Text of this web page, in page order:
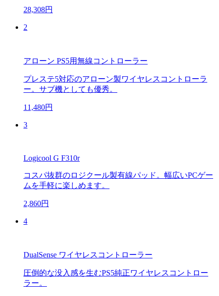
28,308円
2
アローン PS5用無線コントローラー
プレステ5対応のアローン製ワイヤレスコントローラ
ー。サブ機としても優秀。
11,480円
3
Logicool G F310r
コスパ抜群のロジクール製有線パッド。幅広いPCゲー
ムを手軽に楽しめます。
2,860円
4
DualSense ワイヤレスコントローラー
圧倒的な没入感を生むPS5純正ワイヤレスコントロー
ラー。